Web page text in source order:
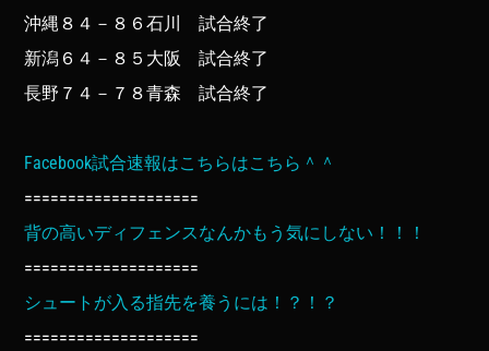
沖縄８４－８６石川 試合終了
新潟６４－８５大阪 試合終了
長野７４－７８青森 試合終了
Facebook試合速報はこちらはこちら＾＾
====================
背の高いディフェンスなんかもう気にしない！！！
====================
シュートが入る指先を養うには！？！？
====================